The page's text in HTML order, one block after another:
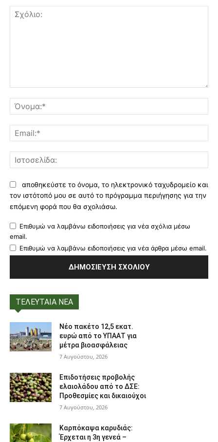
αποθηκεύστε το όνομα, το ηλεκτρονικό ταχυδρομείο και
τον ιστότοπό μου σε αυτό το πρόγραμμα περιήγησης για την
επόμενη φορά που θα σχολιάσω.
Επιθυμώ να λαμβάνω ειδοποιήσεις για νέα σχόλια μέσω
email.
Επιθυμώ να λαμβάνω ειδοποιήσεις για νέα άρθρα μέσω email.
ΤΕΛΕΥΤΑΙΑ ΝΕΑ
Νέο πακέτο 12,5 εκατ.
ευρώ από το ΥΠΑΑΤ για
μέτρα βιοασφάλειας
7 Αυγούστου, 2026
Επιδοτήσεις προβολής
ελαιολάδου από το ΔΣΕ:
Προθεσμίες και δικαιούχοι
7 Αυγούστου, 2026
Καρπόκαψα καρυδιάς:
Έρχεται η 3η γενεά –